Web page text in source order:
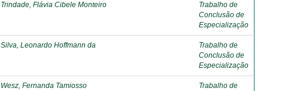
Trindade, Flávia Cibele Monteiro
Trabalho de
Conclusão de
Especialização
Silva, Leonardo Hoffmann da
Trabalho de
Conclusão de
Especialização
Wesz, Fernanda Tamiosso Trabalho de